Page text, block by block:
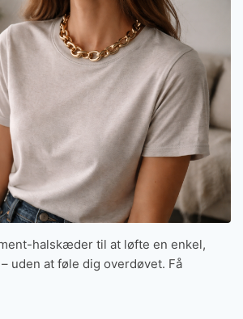
halskæder til at løfte en enkel,
uden at føle dig overdøvet. Få